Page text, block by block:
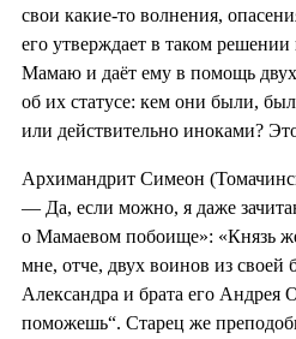
свои какие-то волнения,
его утверждает в таком решении
Мамаю и даёт ему в помощь
об их статусе: кем они были,
или действительно иноками?
Архимандрит Симеон
— Да, если можно, я даже
о Мамаевом побоище»: «Князь
мне, отче, двух воинов из своей
Александра и брата его
поможешь“. Старец же